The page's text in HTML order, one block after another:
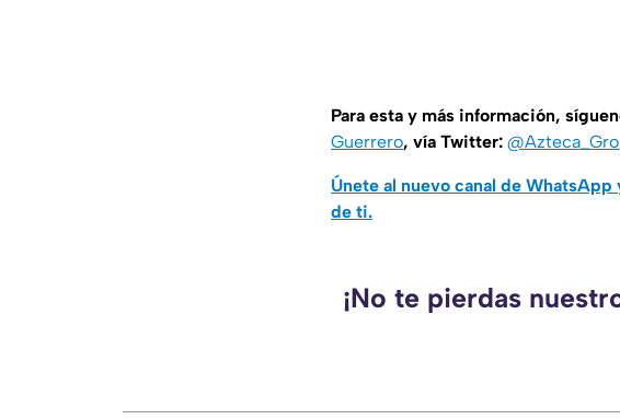
Para esta y más información,
Guerrero, vía Twitter: @Azteca_Gro
Únete al nuevo canal de
de ti.
¡No te pierdas